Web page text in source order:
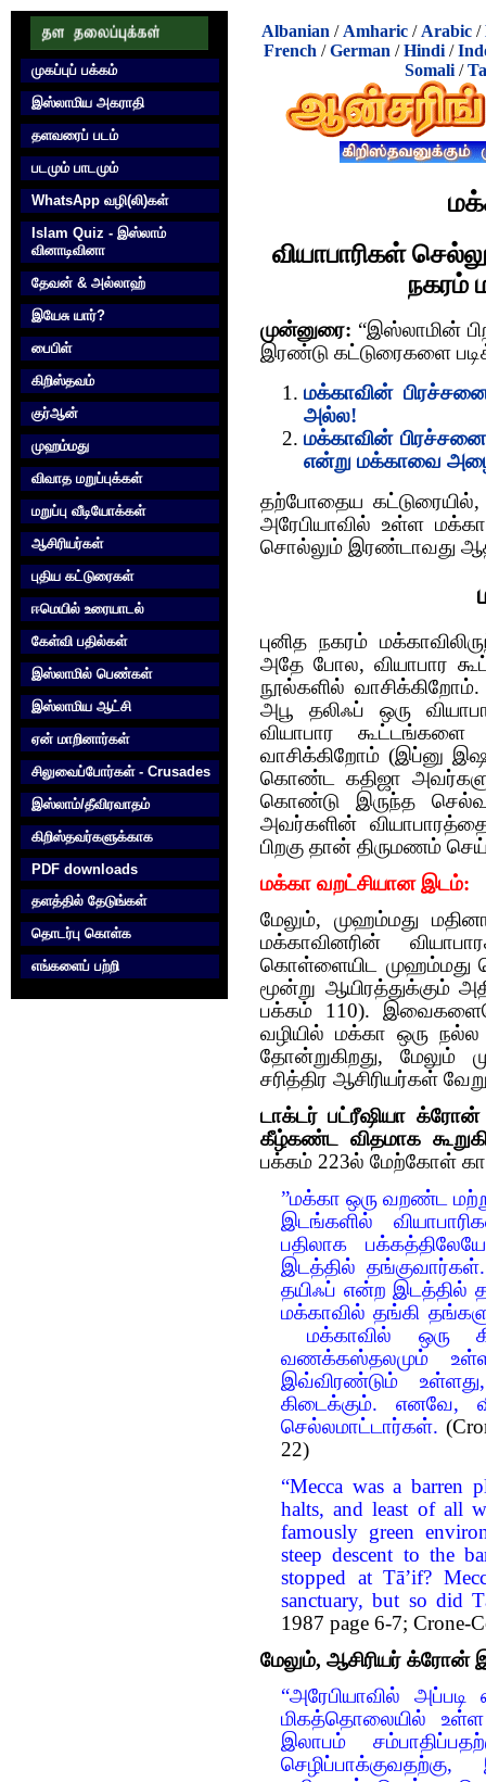
முகப்புப் பக்கம்
இஸ்லாமிய அகராதி
தளவரைப் படம்
படமும் பாடமும்
WhatsApp வழி(லி)கள்
Islam Quiz - இஸ்லாம்
வினாடிவினா
தேவன் & அல்லாஹ்
இயேசு யார்?
பைபிள்
கிறிஸ்தவம்
குர்‍ஆன்
முஹம்மது
விவாத மறுப்புக்கள்
மறுப்பு வீடியோக்கள்
ஆசிரியர்கள்
புதிய கட்டுரைகள்
ஈமெயில் உரையாடல்
கேள்வி பதில்கள்
இஸ்லாமில் பெண்கள்
இஸ்லாமிய ஆட்சி
ஏன் மாறினார்கள்
சிலுவைப்போர்கள் - Crusades
இஸ்லாம்/தீவிரவாதம்
கிறிஸ்தவர்களுக்காக‌
PDF downloads
தளத்தில் தேடுங்கள்
தொடர்பு கொள்க‌
எங்களைப் பற்றி
Albanian / Amharic / Arabic /
French /German /Hindi /
Somali/
வியாபாரிகள்
நகரம்
முன்னுரை: “இஸ்லாமின்
இரண்டு கட்டுரைகளை
மக்காவின்
அல்ல!
மக்காவின்
என்று மக்காவை
தற்போதைய
அரேபியாவில் உள்ள
சொல்லும் இரண்டாவது
புனித நகரம்
அதே போல, வியாபார
நூல்களில்
அபூ தலிஃப் ஒரு
வியாபார கூட்டங்களை
வாசிக்கிறோம் (இப்னு
கொண்ட கதிஜா
கொண்டு இருந்த
அவர்களின்
பிறகு தான் திருமணம்
மக்கா வறட்சியான இடம்:
மேலும், முஹம்மது
மக்காவினரின்
கொள்ளையிட முஹம்மது
மூன்று ஆயிரத்துக்கும்
பக்கம் 110).
வழியில் மக்கா ஒரு நல்ல
தோன்றுகிறது, மேலும்
சரித்திர ஆசிரியர்கள்
டாக்டர் பட்ரீஷியா க்ரோன்
கீழ்கண்ட விதமாக
பக்கம் 223ல் மேற்கோள்
”மக்கா ஒரு வறண்ட
இடங்களில்
பதிலாக
இடத்தில்
தயிஃப் என்ற இடத்தில்
மக்காவில் தங்கி
மக்காவில் ஒரு
வணக்கஸ்தலமும்
இவ்விரண்டும்
கிடைக்கும். எனவே,
செல்லமாட்டார்கள்.
22)
“Mecca was a barren
halts, and least of all
famously green
steep descent to the
stopped at Tā’if?
sanctuary, but so did
1987 page 6-7; Crone-
மேலும், ஆசிரியர் க்ரோன்
“அரேபியாவில்
மிகத்தொலையில்
இலாபம்